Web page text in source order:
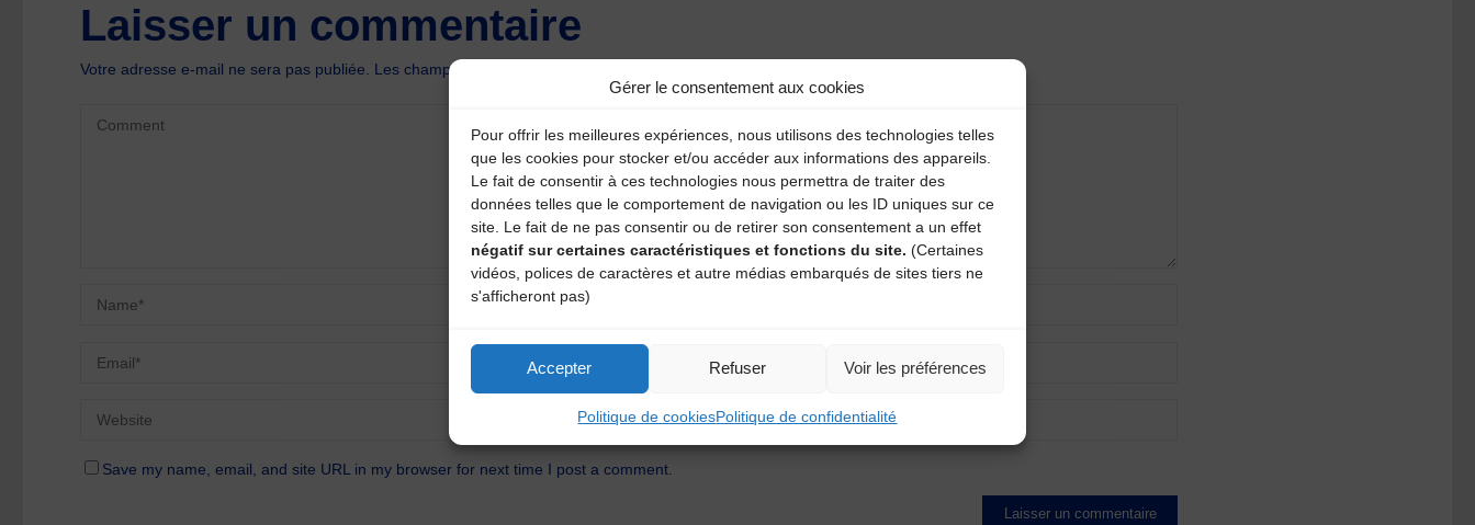
Gérer le consentement aux cookies
Pour offrir les meilleures expériences, nous utilisons des technologies telles
que les cookies pour stocker et/ou accéder aux informations des appareils.
Le fait de consentir à ces technologies nous permettra de traiter des
données telles que le comportement de navigation ou les ID uniques sur ce
site. Le fait de ne pas consentir ou de retirer son consentement a un effet
négatif sur certaines caractéristiques et fonctions du site. (Certaines
vidéos, polices de caractères et autre médias embarqués de sites tiers ne
s'afficheront pas)
Accepter Refuser Voir les préférences
Politique de cookiesPolitique de confidentialité
Laisser un commentaire
Votre adresse e-mail ne sera pas publiée. Les champs obligatoires sont indiqués avec
Save my name, email, and site URL in my browser for next time I post a comment.